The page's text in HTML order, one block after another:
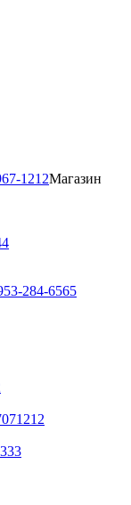
1212Магазин
284-6565